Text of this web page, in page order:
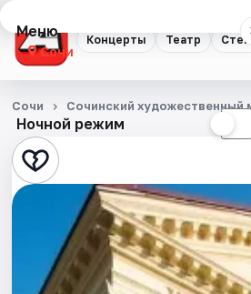
Концерты Театр
Меню
Сочи
Концерты
Театр
Стендап
Выставки
Квесты
Ночной режим
Сочи Сочинский